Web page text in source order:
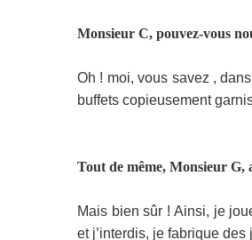
Monsieur C, pouvez-vous
Oh ! moi, vous savez ,
buffets copieusement
Tout de même, Monsieur G,
Mais bien sûr ! Ainsi, je
et j’interdis, je fabrique